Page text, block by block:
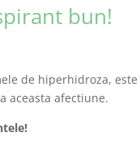
bun!
de hiperhidroza,
aceasta afectiune.